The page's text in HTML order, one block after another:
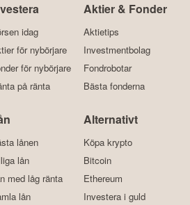
idag
för nybörjare
för nybörjare
på ränta
Aktier & Fonder
Aktietips
Investmentbolag
Fondrobotar
Bästa fonderna
lånen
lån
med låg ränta
lån
Alternativt
Köpa krypto
Bitcoin
Ethereum
Investera i guld